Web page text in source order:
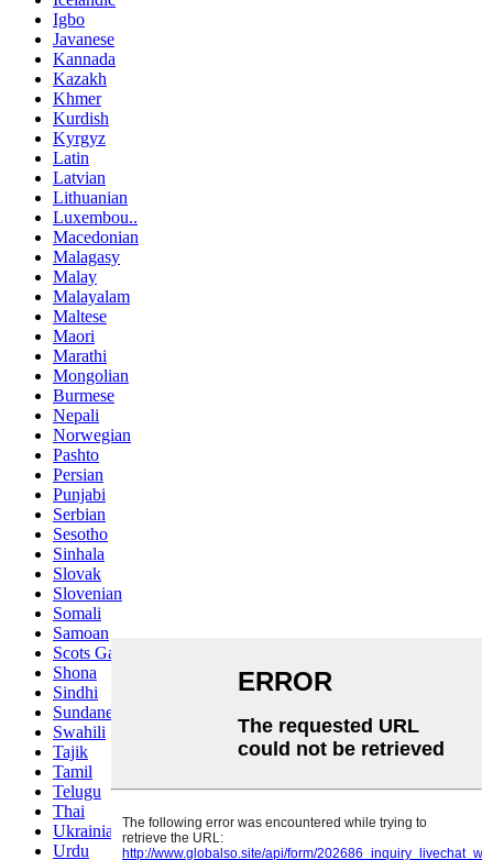
Igbo
Javanese
Kannada
Kazakh
Khmer
Kurdish
Kyrgyz
Latin
Latvian
Lithuanian
Luxembou..
Macedonian
Malagasy
Malay
Malayalam
Maltese
Maori
Marathi
Mongolian
Burmese
Nepali
Norwegian
Pashto
Persian
Punjabi
Serbian
Sesotho
Sinhala
Slovak
Slovenian
Somali
Samoan
Scots Gaelic
Shona
Sindhi
Sundanese
Swahili
Tajik
Tamil
Telugu
Thai
Ukrainian
Urdu